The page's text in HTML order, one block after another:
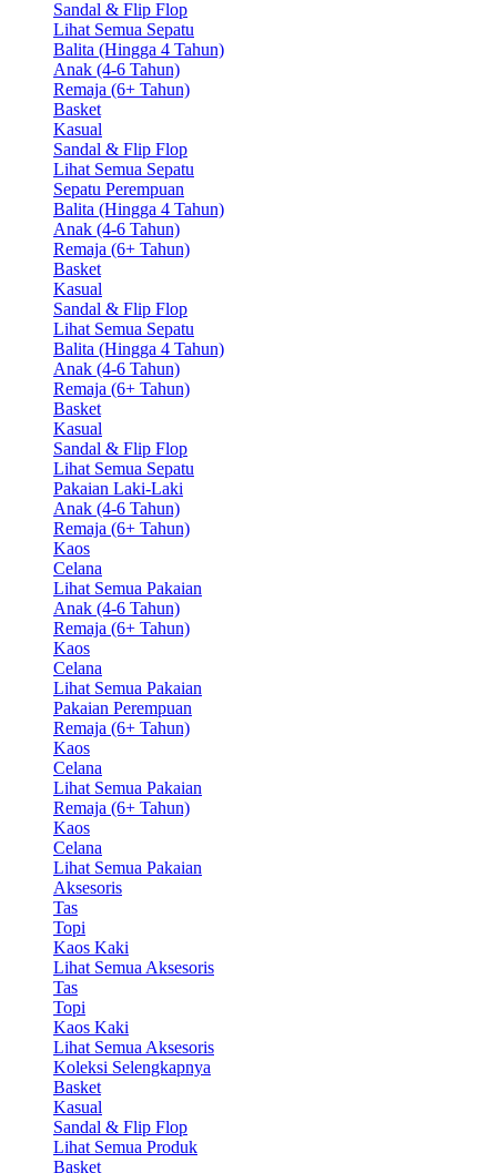
Sandal & Flip Flop
Lihat Semua Sepatu
Balita (Hingga 4 Tahun)
Anak (4-6 Tahun)
Remaja (6+ Tahun)
Basket
Kasual
Sandal & Flip Flop
Lihat Semua Sepatu
Sepatu Perempuan
Balita (Hingga 4 Tahun)
Anak (4-6 Tahun)
Remaja (6+ Tahun)
Basket
Kasual
Sandal & Flip Flop
Lihat Semua Sepatu
Balita (Hingga 4 Tahun)
Anak (4-6 Tahun)
Remaja (6+ Tahun)
Basket
Kasual
Sandal & Flip Flop
Lihat Semua Sepatu
Pakaian Laki-Laki
Anak (4-6 Tahun)
Remaja (6+ Tahun)
Kaos
Celana
Lihat Semua Pakaian
Anak (4-6 Tahun)
Remaja (6+ Tahun)
Kaos
Celana
Lihat Semua Pakaian
Pakaian Perempuan
Remaja (6+ Tahun)
Kaos
Celana
Lihat Semua Pakaian
Remaja (6+ Tahun)
Kaos
Celana
Lihat Semua Pakaian
Aksesoris
Tas
Topi
Kaos Kaki
Lihat Semua Aksesoris
Tas
Topi
Kaos Kaki
Lihat Semua Aksesoris
Koleksi Selengkapnya
Basket
Kasual
Sandal & Flip Flop
Lihat Semua Produk
Basket